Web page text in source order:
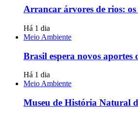
Arrancar árvores de rios:
Há 1 dia
Meio Ambiente
Brasil espera novos aportes
Há 1 dia
Meio Ambiente
Museu de História Natural